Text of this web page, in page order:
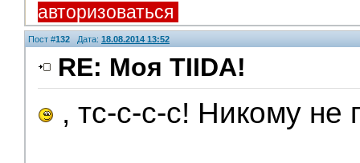
авторизоваться
Пост #132 Дата: 18.08.2014 13:52
RE: Моя TIIDA!
, тс-с-с-с! Никому не